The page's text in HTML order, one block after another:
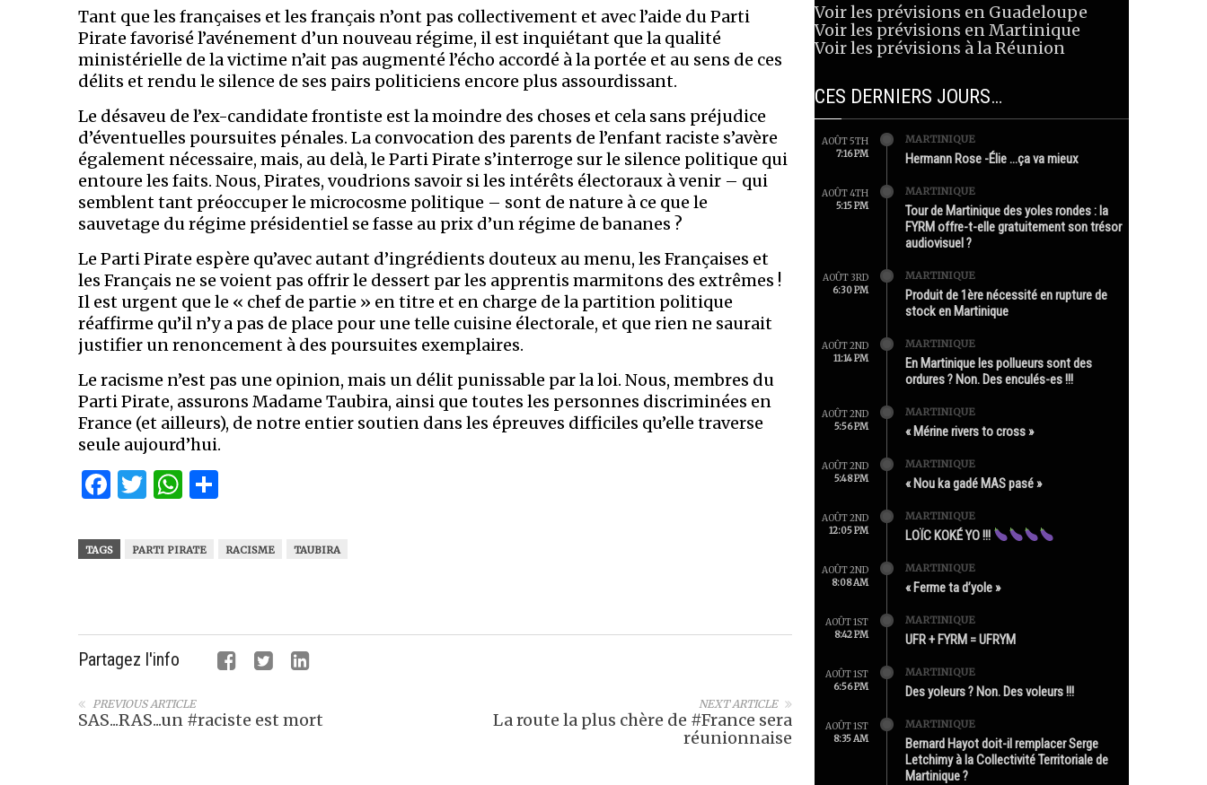
Tant que les françaises et les français n’ont pas collectivement et avec l’aide du Parti
Pirate favorisé l’avénement d’un nouveau régime, il est inquiétant que la qualité
ministérielle de la victime n’ait pas augmenté l’écho accordé à la portée et au sens de ces
délits et rendu le silence de ses pairs politiciens encore plus assourdissant.
Le désaveu de l’ex-candidate frontiste est la moindre des choses et cela sans préjudice
d’éventuelles poursuites pénales. La convocation des parents de l’enfant raciste s’avère
également nécessaire, mais, au delà, le Parti Pirate s’interroge sur le silence politique qui
entoure les faits. Nous, Pirates, voudrions savoir si les intérêts électoraux à venir – qui
semblent tant préoccuper le microcosme politique – sont de nature à ce que le
sauvetage du régime présidentiel se fasse au prix d’un régime de bananes ?
Le Parti Pirate espère qu’avec autant d’ingrédients douteux au menu, les Françaises et
les Français ne se voient pas offrir le dessert par les apprentis marmitons des extrêmes !
Il est urgent que le « chef de partie » en titre et en charge de la partition politique
réaffirme qu’il n’y a pas de place pour une telle cuisine électorale, et que rien ne saurait
justifier un renoncement à des poursuites exemplaires.
Le racisme n’est pas une opinion, mais un délit punissable par la loi. Nous, membres du
Parti Pirate, assurons Madame Taubira, ainsi que toutes les personnes discriminées en
France (et ailleurs), de notre entier soutien dans les épreuves difficiles qu’elle traverse
seule aujourd’hui.
Facebook
Twitter
WhatsApp
TAGS PARTI PIRATE RACISME TAUBIRA
Partagez l'info
NEXT ARTICLE
La route la plus chère de #France sera
réunionnaise
PREVIOUS ARTICLE
SAS...RAS...un #raciste est mort
Voir les prévisions en Guadeloupe
Voir les prévisions en Martinique
Voir les prévisions à la Réunion
CES DERNIERS JOURS…
AOÛT 5TH
7:16 PM
MARTINIQUE
Hermann Rose -Élie …ça va mieux
AOÛT 4TH
5:15 PM
MARTINIQUE
Tour de Martinique des yoles rondes : la
FYRM offre-t-elle gratuitement son trésor
audiovisuel ?
AOÛT 3RD
6:30 PM
MARTINIQUE
Produit de 1ère nécessité en rupture de
stock en Martinique
AOÛT 2ND
11:14 PM
MARTINIQUE
En Martinique les pollueurs sont des
ordures ? Non. Des enculés-es !!!
AOÛT 2ND
5:56 PM
MARTINIQUE
« Mérine rivers to cross »
AOÛT 2ND
5:48 PM
MARTINIQUE
« Nou ka gadé MAS pasé »
AOÛT 2ND
12:05 PM
MARTINIQUE
LOÏC KOKÉ YO !!!
AOÛT 2ND
8:08 AM
MARTINIQUE
« Ferme ta d’yole »
AOÛT 1ST
8:42 PM
MARTINIQUE
UFR + FYRM = UFRYM
AOÛT 1ST
6:56 PM
MARTINIQUE
Des yoleurs ? Non. Des voleurs !!!
AOÛT 1ST
8:35 AM
MARTINIQUE
Bernard Hayot doit-il remplacer Serge
Letchimy à la Collectivité Territoriale de
Martinique ?